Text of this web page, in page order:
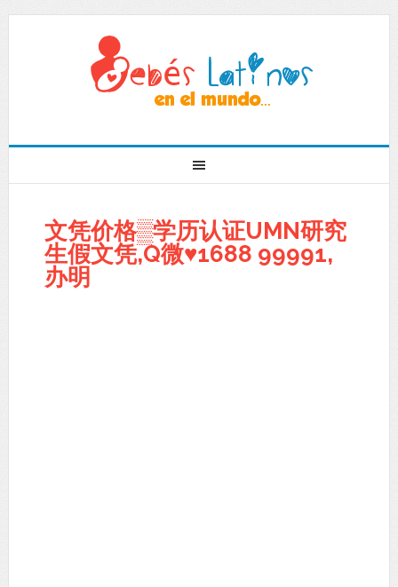
文凭价格▒学历认证UMN研究
生假文凭,Q微♥1688 99991,
办明